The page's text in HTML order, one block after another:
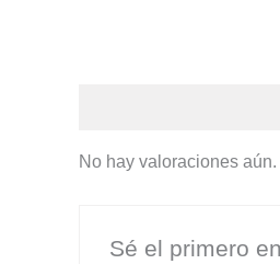
No hay valoraciones aún.
Sé el primero